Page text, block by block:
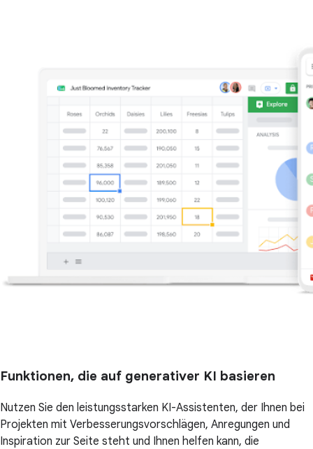
Funktionen, die auf generativer KI basieren
Nutzen Sie den leistungsstarken KI-Assistenten, der Ihnen bei
Projekten mit Verbesserungsvorschlägen, Anregungen und
Inspiration zur Seite steht und Ihnen helfen kann, die